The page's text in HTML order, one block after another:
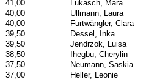
41,00
Lukasch, Mara
40,00
Ullmann, Laura
40,00
Furtwängler, Clara
39,50
Dessel, Inka
39,50
Jendrzok, Luisa
38,50
Ihegbu, Cherylin
37,50
Neumann, Saskia
37,00
Heller, Leonie